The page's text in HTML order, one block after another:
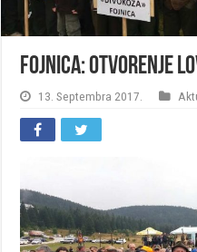
Fojnica: Otvorenje
13. Septembra 2017.